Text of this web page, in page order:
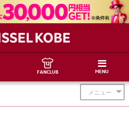
FANCLUB MENU
メニュー